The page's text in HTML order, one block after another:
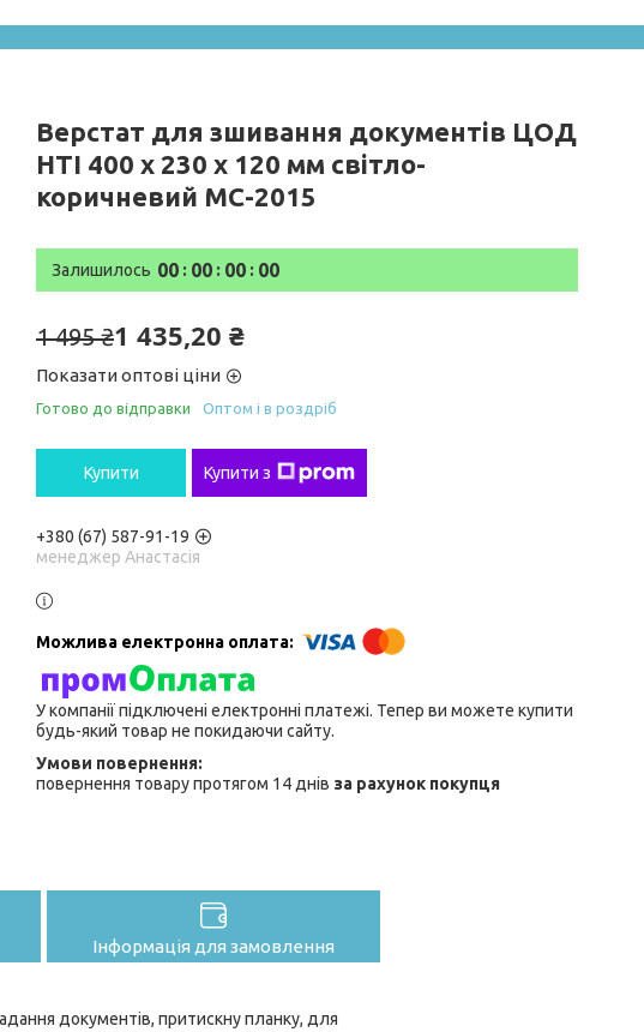
Верстат для зшивання документів ЦОД
НТІ 400 х 230 х 120 мм світло-
коричневий МС-2015
Залишилось 00 00 00 00
1 495 ₴1 435,20 ₴
Показати оптові ціни
Готово до відправки Оптом і в роздріб
Купити Купити з
+380 (67) 587-91-19
менеджер Анастасія
У компанії підключені електронні платежі. Тепер ви можете купити
будь-який товар не покидаючи сайту.
повернення товару протягом 14 днів за рахунок покупця
Інформація для замовлення
документів, притискну планку, для